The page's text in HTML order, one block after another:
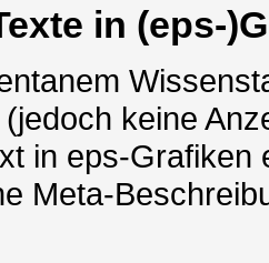
in (eps-
keine
in eps-
Meta-